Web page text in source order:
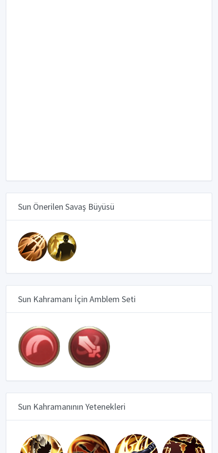
Sun Önerilen Savaş Büyüsü
Sun Kahramanı İçin Amblem Seti
Sun Kahramanının Yetenekleri